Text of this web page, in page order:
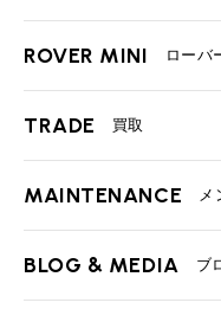
ROVER MINI ローバ
TRADE 買取
TOP
MAINTENANCE メ
TOP
BLOG & MEDIA ブ